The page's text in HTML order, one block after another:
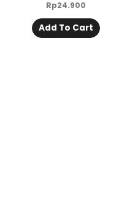
Rp24.900
Add To Cart